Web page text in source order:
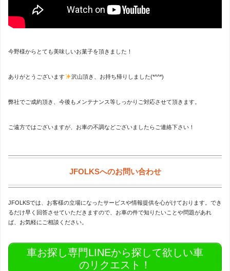
今野様からとても美味しいお菓子を頂きました！
ありがとうございます 沢山頂き、お持ち帰りしました(*^^*)
弊社でご成約頂き、今後もメンテナンス等しっかりご対応させて頂きます。
ご遠方ではございますが、お車の不調などございましたらご連絡下さい！
JFOLKSへのお問い合わせ
JFOLKSでは、お客様の立場になったサービスや情報提供を心がけております。でき
るだけ早く回答させていただきますので、お車の件で知りたいことや問題があれ
ば、お気軽にご相談ください。
車お探し専門LINEから探して欲しい車
のリクエスト！